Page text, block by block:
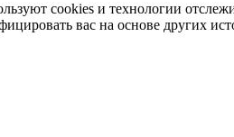
cookies и технологии
вас на основе других